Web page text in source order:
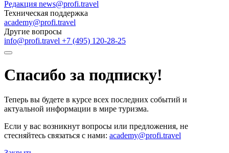
Редакция news@profi.travel
Техническая поддержка
academy@profi.travel
Другие вопросы
info@profi.travel +7 (495) 120-28-25
Спасибо за подписку!
Теперь вы будете в курсе всех последних событий и
актуальной информации в мире туризма.
Если у вас возникнут вопросы или предложения, не
стесняйтесь связаться с нами: academy@profi.travel